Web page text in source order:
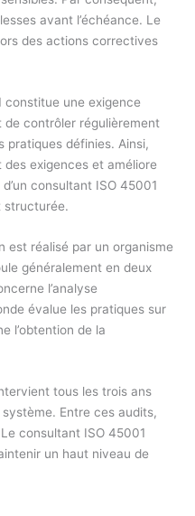
avant l’échéance. Le
des actions correctives
constitue une exigence
de contrôler régulièrement
pratiques définies. Ainsi,
des exigences et améliore
consultant ISO 45001
structurée.
est réalisé par un organisme
généralement en deux
l’analyse
évalue les pratiques sur
l’obtention de la
tous les trois ans
Entre ces audits,
consultant ISO 45001
un haut niveau de